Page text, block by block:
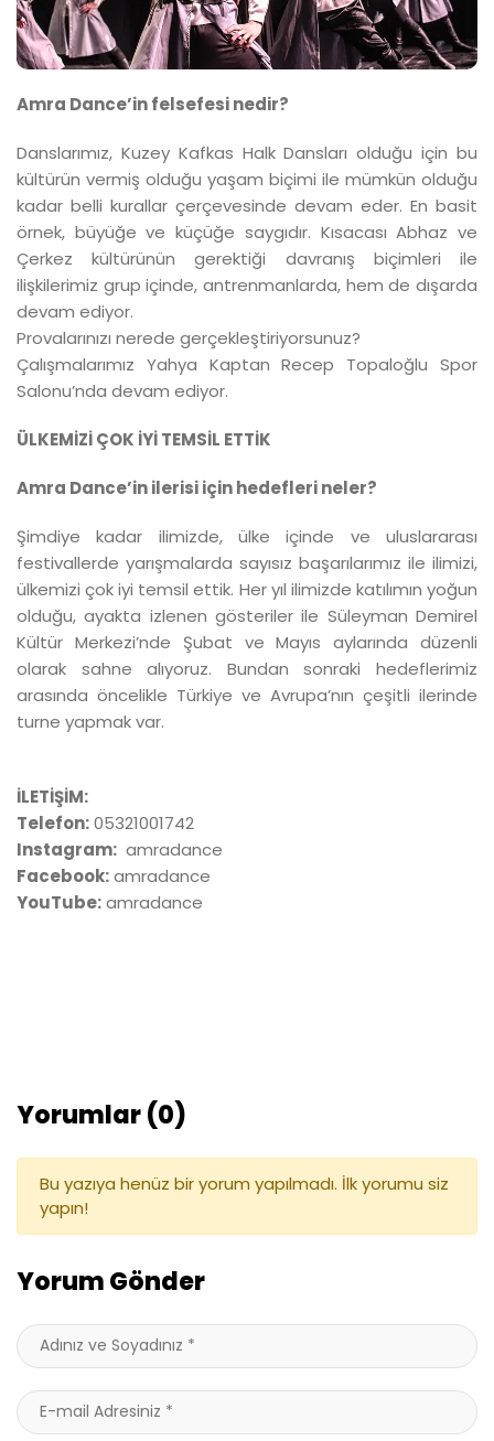
Amra Dance’in felsefesi nedir?
Danslarımız, Kuzey Kafkas Halk Dansları olduğu için bu
kültürün vermiş olduğu yaşam biçimi ile mümkün olduğu
kadar belli kurallar çerçevesinde devam eder. En basit
örnek, büyüğe ve küçüğe saygıdır. Kısacası Abhaz ve
Çerkez kültürünün gerektiği davranış biçimleri ile
ilişkilerimiz grup içinde, antrenmanlarda, hem de dışarda
devam ediyor.
Provalarınızı nerede gerçekleştiriyorsunuz?
Çalışmalarımız Yahya Kaptan Recep Topaloğlu Spor
Salonu’nda devam ediyor.
ÜLKEMİZİ ÇOK İYİ TEMSİL ETTİK
Amra Dance’in ilerisi için hedefleri neler?
Şimdiye kadar ilimizde, ülke içinde ve uluslararası
festivallerde yarışmalarda sayısız başarılarımız ile ilimizi,
ülkemizi çok iyi temsil ettik. Her yıl ilimizde katılımın yoğun
olduğu, ayakta izlenen gösteriler ile Süleyman Demirel
Kültür Merkezi’nde Şubat ve Mayıs aylarında düzenli
olarak sahne alıyoruz. Bundan sonraki hedeflerimiz
arasında öncelikle Türkiye ve Avrupa’nın çeşitli ilerinde
turne yapmak var.
İLETİŞİM:
Telefon:05321001742
Instagram: amradance
Facebook:amradance
YouTube:amradance
Yorumlar (0)
Bu yazıya henüz bir yorum yapılmadı. İlk yorumu siz
yapın!
Yorum Gönder